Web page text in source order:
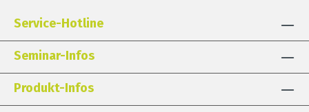
Service-Hotline
Seminar-Infos
Produkt-Infos